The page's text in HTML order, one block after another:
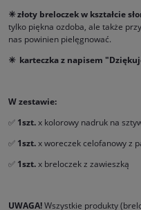
✳️ złoty breloczek w kształcie
tylko piękna ozdoba, ale także
nas powinien pielęgnować.
✳️ karteczka z napisem
W zestawie:
✅ 1szt.x kolorowy nadruk na
✅ 1szt.x woreczek celofanowy z
✅ 1szt.x breloczek z zawieszką
UWAGA!Wszystkie produkty